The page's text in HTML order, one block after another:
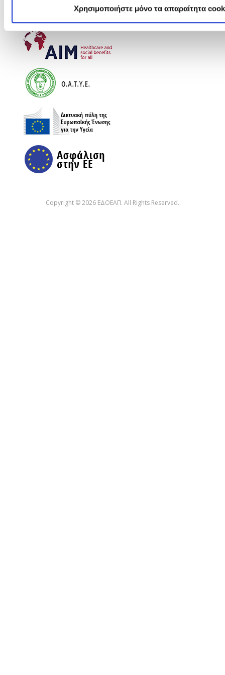
Χρησιμοποιήστε μόνο τα απαραίτητα
Copyright © 2026 ΕΔΟΕΑΠ. All Rights Reserved.